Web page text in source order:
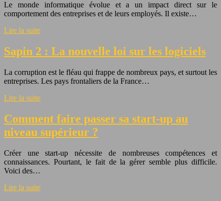
Le monde informatique évolue et a un impact direct sur le
comportement des entreprises et de leurs employés. Il existe…
Lire la suite
Sapin 2 : La nouvelle loi sur les logiciels
La corruption est le fléau qui frappe de nombreux pays, et surtout les
entreprises. Les pays frontaliers de la France…
Lire la suite
Comment faire passer sa start-up au
niveau supérieur ?
Créer une start-up nécessite de nombreuses compétences et
connaissances. Pourtant, le fait de la gérer semble plus difficile.
Voici des…
Lire la suite